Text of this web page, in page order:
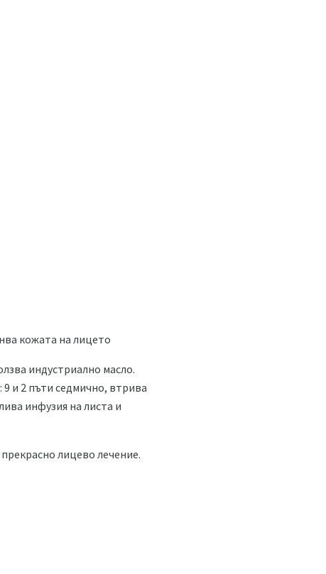
кожата на лицето
индустриално масло.
и 2 пъти седмично, втрива
инфузия на листа и
лицево лечение.